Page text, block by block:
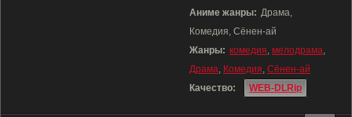
Аниме жанры: Драма,
Комедия, Сёнен-ай
Жанры: комедия, мелодрама,
Драма, Комедия, Сёнен-ай
Качество:
WEB-DLRip